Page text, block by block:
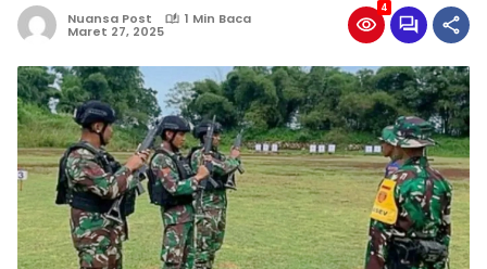
Nuansa Post 1 Min Baca
Maret 27, 2025
4